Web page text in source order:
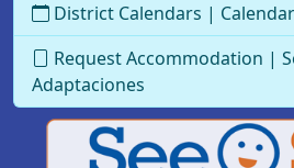
District Calendars |
Request Accommodation |
Adaptaciones